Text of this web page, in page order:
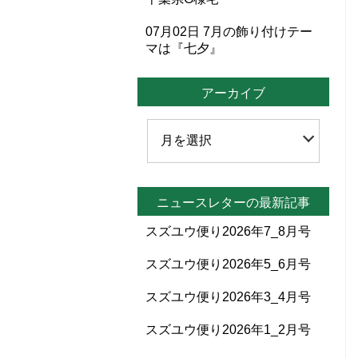
07月02日 7月の飾り付けテー
マは『七夕』
アーカイブ
ニュースレターの最新記事
スズユウ便り2026年7_8月号
スズユウ便り2026年5_6月号
スズユウ便り2026年3_4月号
スズユウ便り2026年1_2月号